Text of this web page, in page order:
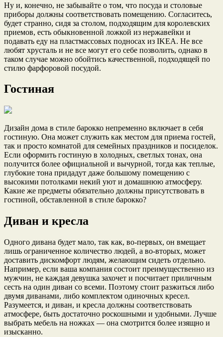
Ну и, конечно, не забывайте о том, что посуда и столовые
приборы должны соответствовать помещению. Согласитесь,
будет странно, сидя за столом, подходящим для королевских
приемов, есть обыкновенной ложкой из нержавейки и
подавать еду на пластмассовых подносах из IKEA. Не все
любят хрусталь и не все могут его себе позволить, однако в
таком случае можно обойтись качественной, подходящей по
стилю фарфоровой посудой.
Гостиная
Дизайн дома в стиле барокко непременно включает в себя
гостиную. Она может служить как местом для приема гостей,
так и просто комнатой для семейных праздников и посиделок.
Если оформить гостиную в холодных, светлых тонах, она
получится более официальной и вычурной, тогда как теплые,
глубокие тона придадут даже большому помещению с
высокими потолками некий уют и домашнюю атмосферу.
Какие же предметы обязательно должны присутствовать в
гостиной, обставленной в стиле барокко?
Диван и кресла
Одного дивана будет мало, так как, во-первых, он вмещает
лишь ограниченное количество людей, а во-вторых, может
доставить дискомфорт людям, желающим сидеть отдельно.
Например, если ваша компания состоит преимущественно из
мужчин, не каждая девушка захочет и посчитает приличным
сесть на один диван со всеми. Поэтому стоит разжиться либо
двумя диванами, либо комплектом одиночных кресел.
Разумеется, и диван, и кресла должны соответствовать
атмосфере, быть достаточно роскошными и удобными. Лучше
выбрать мебель на ножках — она смотрится более изящно и
изысканно.